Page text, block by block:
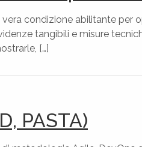
condizione abilitante per
tangibili e misure
[…]
PASTA)